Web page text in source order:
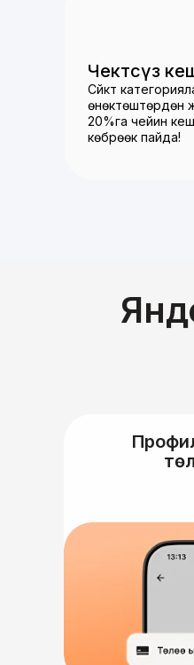
Чектөөсүз
Сүйүктүү
өнөктөштөрдөн
20%га чейин
көбүрөөк пайда!